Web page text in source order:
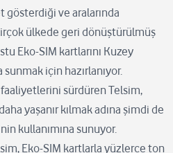
gösterdiği ve aralarında
ülkede geri dönüştürülmüş
Eko-SIM kartlarını Kuzey
sunmak için hazırlanıyor.
sürdüren Telsim,
yaşanır kılmak adına şimdi de
kullanımına sunuyor.
Eko-SIM kartlarla yüzlerce ton